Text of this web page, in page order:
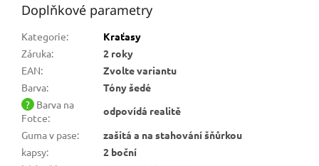
Doplňkové parametry
Kategorie:
Kraťasy
Záruka:
2 roky
EAN:
Zvolte variantu
Barva:
Tóny šedé
? Barva na
Fotce:
odpovídá realitě
Guma v pase:
zašitá a na stahování šňůrkou
kapsy:
2 boční